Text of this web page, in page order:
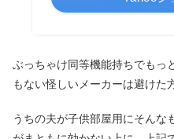
ぶっちゃけ同等機能持ちでもっ
もない怪しいメーカーは避けた
うちの夫が子供部屋用にそんな